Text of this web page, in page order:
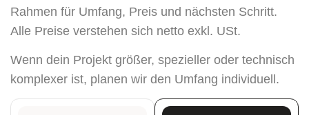
Rahmen für Umfang, Preis und nächsten Schritt.
Alle Preise verstehen sich netto exkl. USt.
Wenn dein Projekt größer, spezieller oder technisch
komplexer ist, planen wir den Umfang individuell.